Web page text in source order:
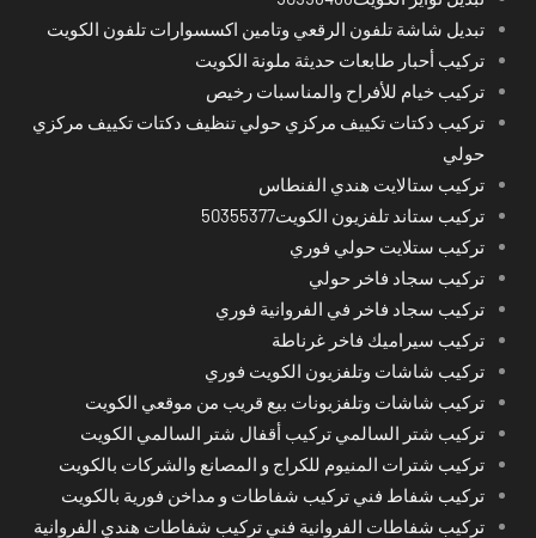
تبديل شاشة تلفون الرقعي وتامين اكسسوارات تلفون الكويت
تركيب أحبار طابعات حديثة ملونة الكويت
تركيب خيام للأفراح والمناسبات رخيص
تركيب دكتات تكييف مركزي حولي تنظيف دكتات تكييف مركزي
حولي
تركيب ستالايت هندي الفنطاس
تركيب ستاند تلفزيون الكويت50355377
تركيب ستلايت حولي فوري
تركيب سجاد فاخر حولي
تركيب سجاد فاخر في الفروانية فوري
تركيب سيراميك فاخر غرناطة
تركيب شاشات وتلفزيون الكويت فوري
تركيب شاشات وتلفزيونات بيع قريب من موقعي الكويت
تركيب شتر السالمي تركيب أقفال شتر السالمي الكويت
تركيب شترات المنيوم للكراج و المصانع والشركات بالكويت
تركيب شفاط فني تركيب شفاطات و مداخن فورية بالكويت
تركيب شفاطات الفروانية فني تركيب شفاطات هندي الفروانية